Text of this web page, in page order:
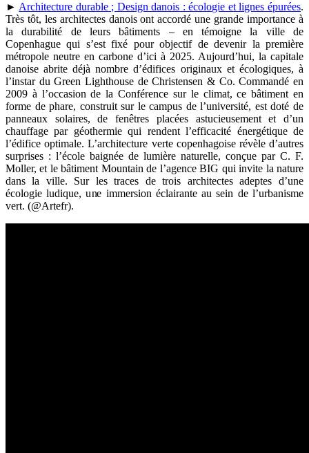
► Architecture durable ; Design danois : écologie et lignes épurées.
Très tôt, les architectes danois ont accordé une grande importance à
la durabilité de leurs bâtiments – en témoigne la ville de
Copenhague qui s’est fixé pour objectif de devenir la première
métropole neutre en carbone d’ici à 2025. Aujourd’hui, la capitale
danoise abrite déjà nombre d’édifices originaux et écologiques, à
l’instar du Green Lighthouse de Christensen & Co. Commandé en
2009 à l’occasion de la Conférence sur le climat, ce bâtiment en
forme de phare, construit sur le campus de l’université, est doté de
panneaux solaires, de fenêtres placées astucieusement et d’un
chauffage par géothermie qui rendent l’efficacité énergétique de
l’édifice optimale. L’architecture verte copenhagoise révèle d’autres
surprises : l’école baignée de lumière naturelle, conçue par C. F.
Moller, et le bâtiment Mountain de l’agence BIG qui invite la nature
dans la ville. Sur les traces de trois architectes adeptes d’une
écologie ludique, une immersion éclairante au sein de l’urbanisme
vert. (@Artefr).